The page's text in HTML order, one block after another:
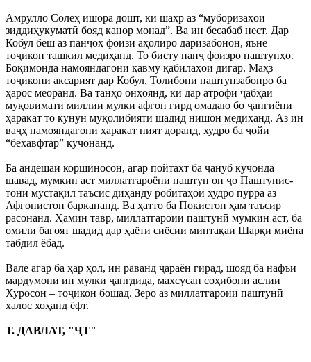
Амрулло Солеҳ ишора дошт, ки шаҳр аз “муборизаҳои
зиддиҳукуматӣ бояд канор монад”. Ва ин бесабаб нест. Дар
Кобул беш аз панҷоҳ фоизи аҳолиро даризабонон, яъне
тоҷикон ташкил медиҳанд. То бисту панҷ фоизро паштунҳо.
Боқимонда намояндагони қавму қабилаҳои дигар. Маҳз
тоҷикони аксарият дар Кобул, Толибони паштунзабонро ба
ҳарос меоранд. Ва танҳо онҳоянд, ки дар атрофи ҷабҳаи
муқовимати миллии мулки афғон гирд омадаю бо ҷангиёни
ҳаракат то кунун муқолибияти шадид нишон медиҳанд. Аз ин
ваҷҳ намояндагони ҳаракат ният доранд, худро ба ҷойи
“бехавфтар” кӯчонанд.
Ба андешаи коршиносон, агар пойтахт ба ҷануб кӯчонда
шавад, мумкин аст миллатгароёни паштун он ҷо Паштунис-
тони мустақил таъсис диҳанду робитаҳои худро пурра аз
Афғонистон баркананд. Ва ҳатто ба Покистон ҳам таъсир
расонанд. Ҳамин тавр, миллатгароии паштунӣ мумкин аст, ба
омили бағоят шадид дар ҳаёти сиёсии минтақаи Шарқи миёна
табдил ёбад.
Вале агар ба ҳар ҳол, ин раванд ҷараён гирад, шояд ба нафъи
мардумони ин мулки ҷангдида, махсусан соҳибони аслии
Хуросон – тоҷикон бошад. Зеро аз миллатгароии паштунӣ
халос хоҳанд ёфт.
Т. ДАВЛАТ, "ҶТ"